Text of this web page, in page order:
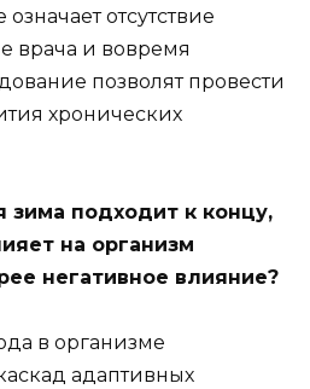
отсутствие
врача и вовремя
позволят провести
хронических
зима подходит к концу,
на организм
негативное влияние?
в организме
адаптивных